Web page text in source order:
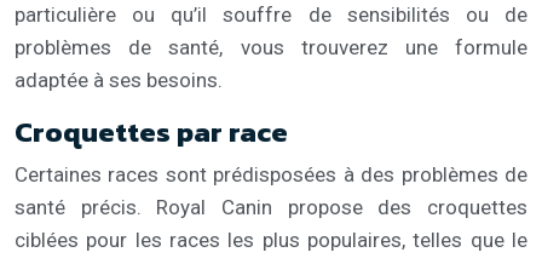
particulière ou qu’il souffre de sensibilités ou de
problèmes de santé, vous trouverez une formule
adaptée à ses besoins.
Croquettes par race
Certaines races sont prédisposées à des problèmes de
santé précis. Royal Canin propose des croquettes
ciblées pour les races les plus populaires, telles que le